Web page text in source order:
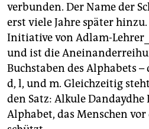
verbunden. Der Name der
erst viele Jahre später
Initiative von Adlam-
und ist die
Buchstaben des Alphabets
d, l, und m. Gleichzeitig
den Satz: Alkule Dandaydhe
Alphabet, das Menschen